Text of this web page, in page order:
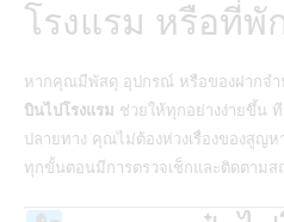
โรงแรม หรือที่พั
หากคุณมีพัสดุ อุปกรณ์ หรือของฝากจำ
บินไปโรงแรม ช่วยให้ทุกอย่างง่ายขึ้น ที
ปลายทาง คุณไม่ต้องห่วงเรื่องของสูญห
ทุกขั้นตอนมีการตรวจเช็กและติดตามส